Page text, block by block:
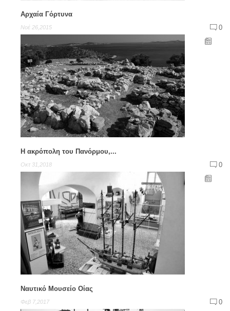
Αρχαία Γόρτυνα
Νοέ 26,2015 0
Η ακρόπολη του Πανόρμου,...
Οκτ 31,2018 0
Ναυτικό Μουσείο Οίας
Φεβ 7,2017 0